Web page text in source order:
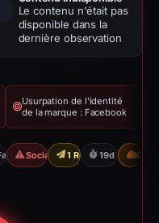
Le contenu n'était pas
disponible dans la
dernière observation
Usurpation de l'identité
de la marque : Facebook
depuis 15/03/2026
Social Media Phishing
1 Report Sent
19d to CDN